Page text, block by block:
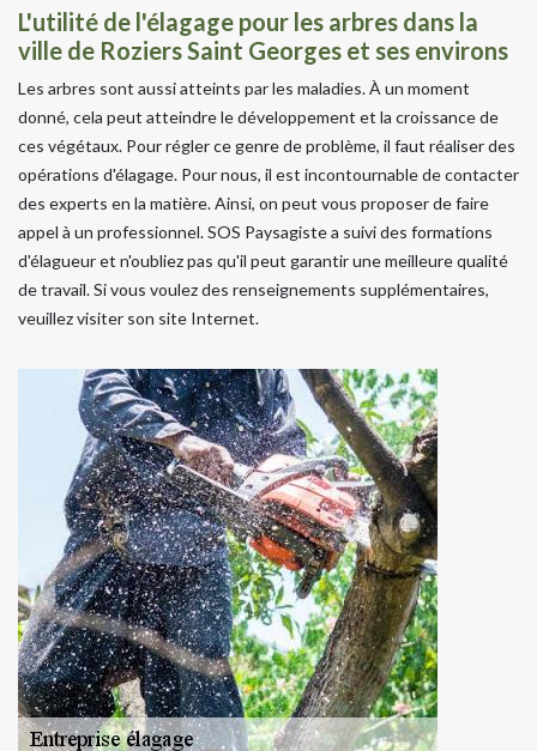
L'utilité de l'élagage pour les arbres dans la
ville de Roziers Saint Georges et ses environs
Les arbres sont aussi atteints par les maladies. À un moment
donné, cela peut atteindre le développement et la croissance de
ces végétaux. Pour régler ce genre de problème, il faut réaliser des
opérations d'élagage. Pour nous, il est incontournable de contacter
des experts en la matière. Ainsi, on peut vous proposer de faire
appel à un professionnel. SOS Paysagiste a suivi des formations
d'élagueur et n'oubliez pas qu'il peut garantir une meilleure qualité
de travail. Si vous voulez des renseignements supplémentaires,
veuillez visiter son site Internet.